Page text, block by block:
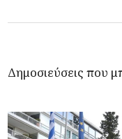
Δημοσιεύσεις που